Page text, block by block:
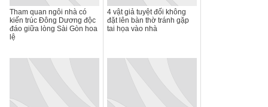
Tham quan ngôi nhà có
kiến trúc Đông Dương độc
đáo giữa lòng Sài Gòn hoa
lệ
4 vật giả tuyệt đối không
đặt lên bàn thờ tránh gặp
tai họa vào nhà